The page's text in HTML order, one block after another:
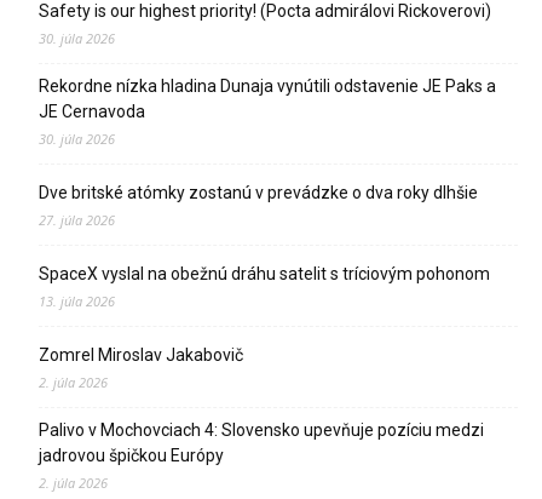
Safety is our highest priority! (Pocta admirálovi Rickoverovi)
30. júla 2026
Rekordne nízka hladina Dunaja vynútili odstavenie JE Paks a
JE Cernavoda
30. júla 2026
Dve britské atómky zostanú v prevádzke o dva roky dlhšie
27. júla 2026
SpaceX vyslal na obežnú dráhu satelit s tríciovým pohonom
13. júla 2026
Zomrel Miroslav Jakabovič
2. júla 2026
Palivo v Mochovciach 4: Slovensko upevňuje pozíciu medzi
jadrovou špičkou Európy
2. júla 2026